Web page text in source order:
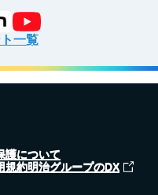
一覧
護について
規約明治グループのDX